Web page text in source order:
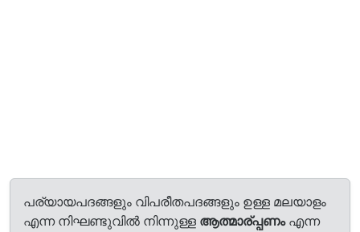
പര്യായപദങ്ങളും വിപരീതപദങ്ങളും ഉള്ള മലയാളം
എന്ന നിഘണ്ടുവിൽ നിന്നുള്ള ആത്മാര്പ്പണംഎന്ന